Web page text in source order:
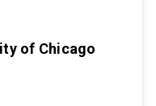
of Chicago